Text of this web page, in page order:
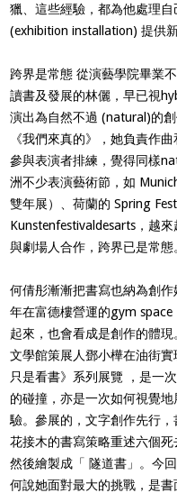
獵、這些經驗，都為他處理
(exhibition installation) 提供新
跨界是常態 從演藝學院畢業
讀書及發展的林儷，早已視
演出為自然不過 (natural)的
《我們來真的》，她負責作
參與表演者排練，覺得同樣
洲不少表演藝術節，如
雙年展）、荷蘭的 Spring
Kunstenfestivaldesarts，越
與劇場人合作，跨界已是常態
何倩彤漸漸把書寫也納為創
年在富德樓營運的gym space
起來，也會看成是創作的體
文學館策展人鄧小樺在油街實
只是看書》系列展覽 ，是一
的碰撞，亦是一次如何視覺
驗。參展的，文字創作先行
花接木的書寫策略重述六個死
然後繪製成「 隧道書」。今
何說她面對最大的挑戰，是